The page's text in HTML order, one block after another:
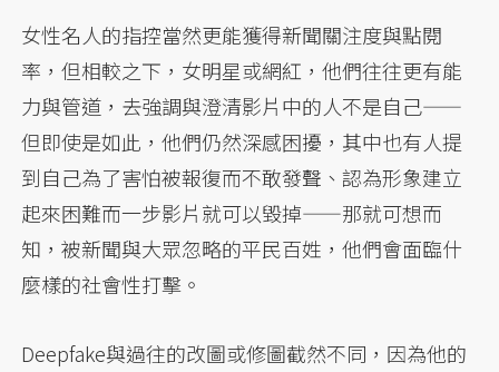
女性名人的指控當然更能獲得新聞關注度與點閱
率，但相較之下，女明星或網紅，他們往往更有能
力與管道，去強調與澄清影片中的人不是自己——
但即使是如此，他們仍然深感困擾，其中也有人提
到自己為了害怕被報復而不敢發聲、認為形象建立
起來困難而一步影片就可以毀掉——那就可想而
知，被新聞與大眾忽略的平民百姓，他們會面臨什
麼樣的社會性打擊。
Deepfake與過往的改圖或修圖截然不同，因為他的